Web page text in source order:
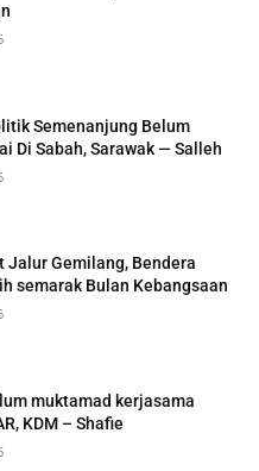
Semenanjung Belum
Di Sabah, Sarawak — Salleh
Jalur Gemilang, Bendera
semarak Bulan Kebangsaan
muktamad kerjasama
KDM – Shafie